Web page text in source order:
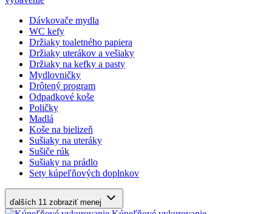
Dávkovače mydla
WC kefy
Držiaky toaletného papiera
Držiaky uterákov a vešiaky
Držiaky na kefky a pasty
Mydlovničky
Drôtený program
Odpadkové koše
Poličky
Madlá
Koše na bielizeň
Sušiaky na uteráky
Sušiče rúk
Sušiaky na prádlo
Sety kúpeľňových doplnkov
ďalších 11 zobraziť menej